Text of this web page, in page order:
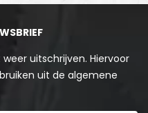
uitschrijven. Hiervoor
uit de algemene